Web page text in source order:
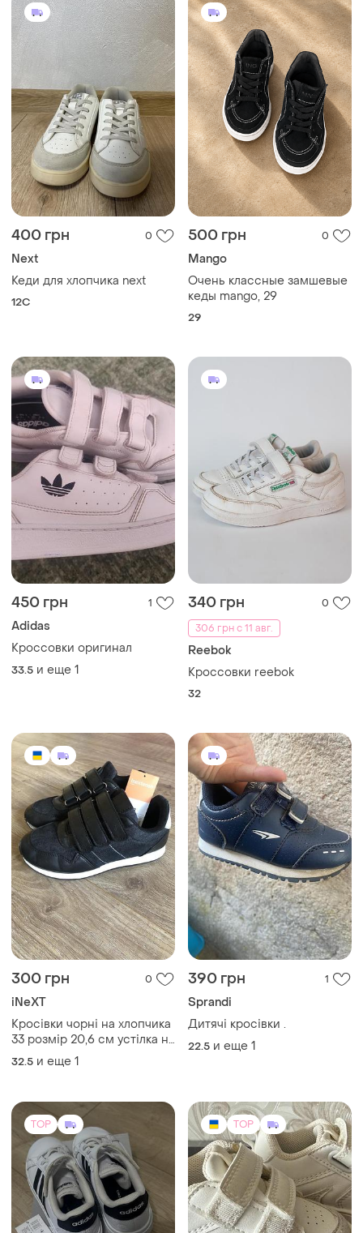
400 грн 0
Next
Кеди для хлопчика next
12C
500 грн 0
Mango
Очень классные замшевые
кеды mango, 29
29
450 грн 1
Adidas
Кроссовки оригинал
33.5 и еще 1
340 грн
0
306 грн с 11 авг.
Reebok
Кроссовки reebok
32
300 грн 0
iNeXT
Кросівки чорні на хлопчика
33 розмір 20,6 см устілка на
липучках
32.5 и еще 1
390 грн 1
Sprandi
Дитячі кросівки .
22.5 и еще 1
TOP TOP